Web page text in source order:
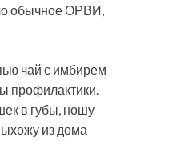
обычное ОРВИ,
чай с имбирем
профилактики.
в губы, ношу
из дома